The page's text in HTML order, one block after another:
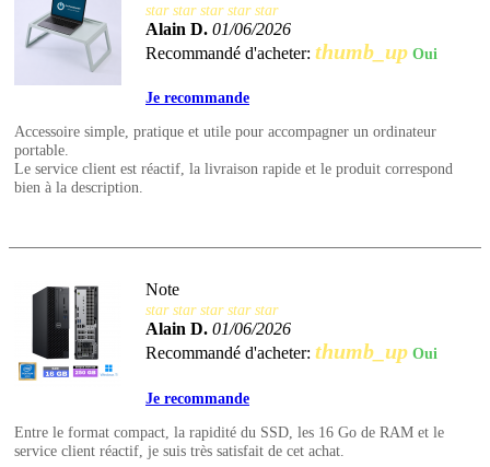
star star star star star
Alain D. 01/06/2026
Recommandé d'acheter: thumb_up Oui
Je recommande
Accessoire simple, pratique et utile pour accompagner un ordinateur
portable.
Le service client est réactif, la livraison rapide et le produit correspond
bien à la description.
Note
star star star star star
Alain D. 01/06/2026
Recommandé d'acheter: thumb_up Oui
Je recommande
Entre le format compact, la rapidité du SSD, les 16 Go de RAM et le
service client réactif, je suis très satisfait de cet achat.